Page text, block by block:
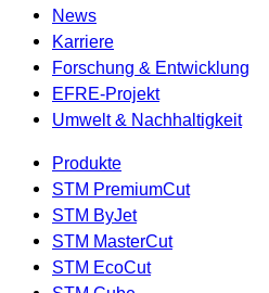
News
Karriere
Forschung & Entwicklung
EFRE-Projekt
Umwelt & Nachhaltigkeit
Produkte
STM PremiumCut
STM ByJet
STM MasterCut
STM EcoCut